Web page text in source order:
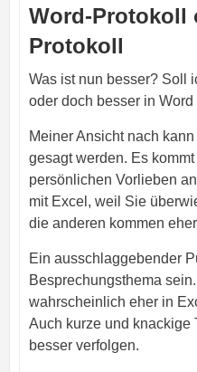
Word-Protokoll
Protokoll
Was ist nun besser? Soll
oder doch besser in
Meiner Ansicht nach
gesagt werden. Es
persönlichen Vorlieben
mit Excel, weil Sie
die anderen kommen
Ein ausschlaggebender
Besprechungsthema
wahrscheinlich eher in
Auch kurze und knackige
besser verfolgen.